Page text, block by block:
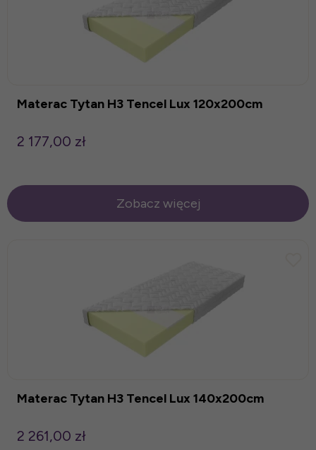
Materac Tytan H3 Tencel Lux 120x200cm
2 177,00 zł
Zobacz więcej
Materac Tytan H3 Tencel Lux 140x200cm
2 261,00 zł